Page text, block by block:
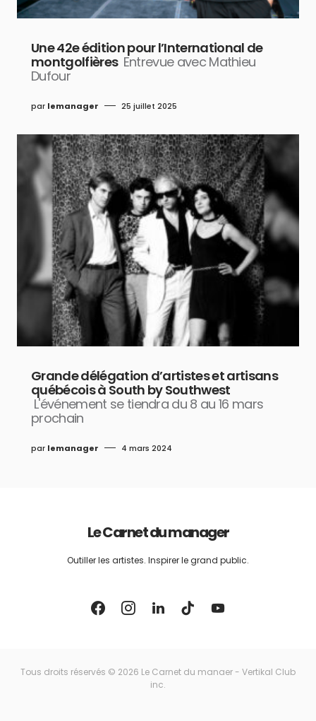
Une 42e édition pour l’International de
montgolfières Entrevue avec Mathieu
Dufour
par lemanager 25 juillet 2025
Grande délégation d’artistes et artisans
québécois à South by Southwest
L'événement se tiendra du 8 au 16 mars
prochain
par lemanager 4 mars 2024
Le Carnet du manager
Outiller les artistes. Inspirer le grand public.
Tous droits réservés © 2026 Le Carnet du manaer - Vertikal Club
inc.